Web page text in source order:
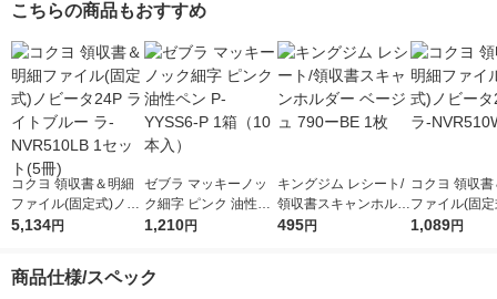
こちらの商品もおすすめ
コクヨ 領収書＆明細
ファイル(固定式)ノビ
ータ24P ライトブル
5,134円
ゼブラ マッキーノッ
ク細字 ピンク 油性ペ
ン P-YYSS6-P 1箱（1
1,210円
キングジム レシート/
領収書スキャンホルダ
ー ベージュ 790ーBE
495円
コクヨ 領収
ファイル(固
ータ24P 白
1,089円
商品仕様/スペック